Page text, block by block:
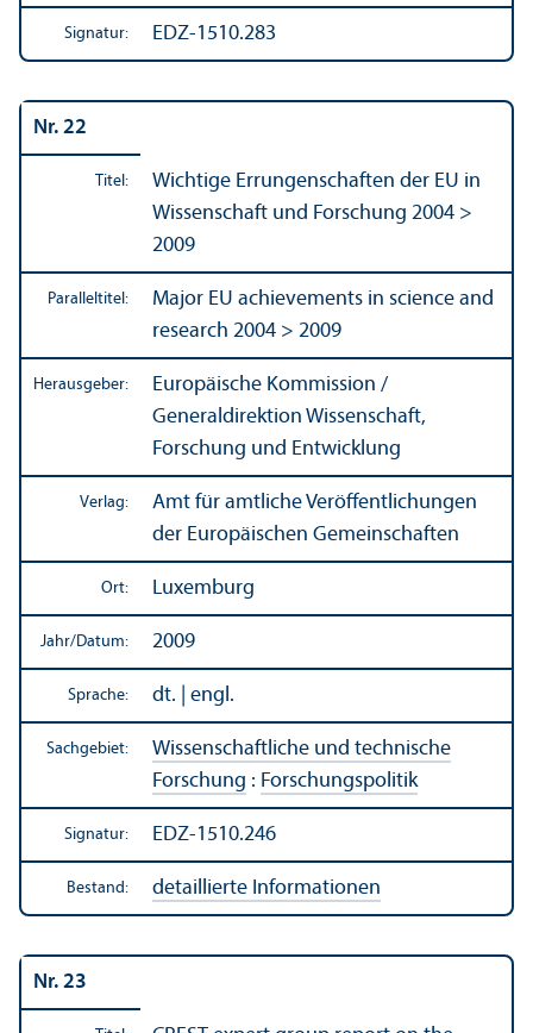
Signatur: EDZ-1510.283
Nr. 22
Titel:
Wichtige Errungenschaften der EU in
Wissenschaft und Forschung 2004 >
2009
Paralleltitel:
Major EU achievements in science and
research 2004 > 2009
Herausgeber:
Europäische Kommission /
Generaldirektion Wissenschaft,
Forschung und Entwicklung
Verlag:
Amt für amtliche Veröffentlichungen
der Europäischen Gemeinschaften
Ort: Luxemburg
Jahr/Datum: 2009
Sprache: dt. | engl.
Sachgebiet:
Wissenschaft­liche und technische
Forschung : Forschungs­politik
Signatur: EDZ-1510.246
Bestand: detaillierte Informationen
Nr. 23